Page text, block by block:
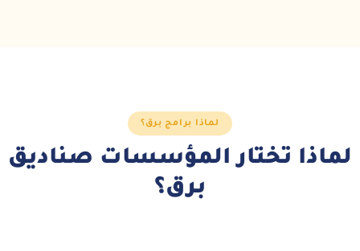
لماذا برامج برق؟
لماذا تختار المؤسسات صناديق
برق؟